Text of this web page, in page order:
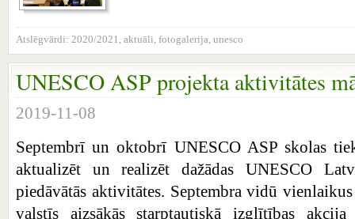
Atslēgvārdi: 2020/2021 aktuāli fotogalerija unesco
UNESCO ASP projekta aktivitātes
2019-11-08
Septembrī un oktobrī UNESCO ASP skolas
aktualizēt un realizēt dažādas UNESCO
piedāvātās aktivitātes. Septembra vidū
valstīs aizsākās starptautiskā izglītības akcija